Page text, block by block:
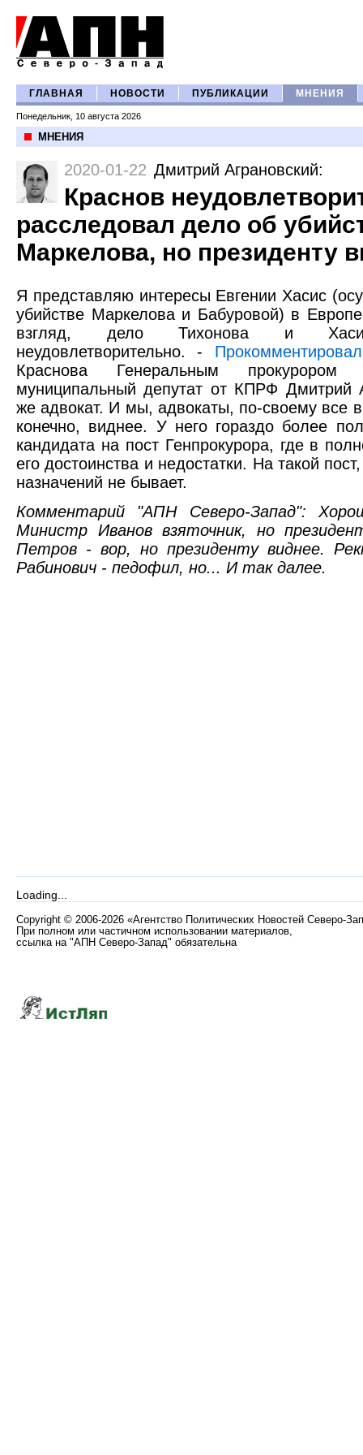
ГЛАВНАЯ НОВОСТИ ПУБЛИКАЦИИ МНЕНИЯ
Понедельник, 10 августа 2026
МНЕНИЯ
2020-01-22 Дмитрий Аграновский:
Краснов
расследовал дело об
Маркелова, но президенту
Я представляю интересы Евгении Хасис
убийстве Маркелова и Бабуровой) в
взгляд, дело Тихонова и Хасис
неудовлетворительно. - Прокомментировал
Краснова Генеральным
муниципальный депутат от КПРФ Дмитрий
же адвокат. И мы, адвокаты, по-своему все
конечно, виднее. У него гораздо более
кандидата на пост Генпрокурора, где в
его достоинства и недостатки. На такой
назначений не бывает.
Комментарий "АПН Северо-Запад":
Министр Иванов взяточник, но
Петров - вор, но президенту виднее.
Рабинович - педофил, но... И так далее.
Loading...
Copyright © 2006-2026 «Агентство Политических Новостей Северо-
При полном или частичном использовании материалов,
ссылка на "АПН Северо-Запад" обязательна